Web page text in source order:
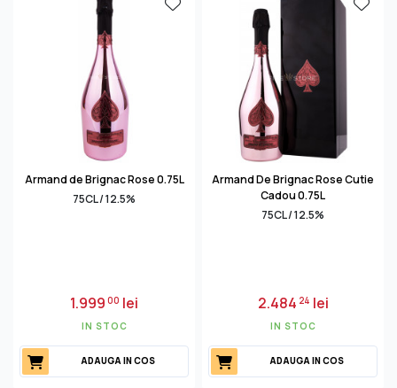
de a oferi şampaniei arome pure de căpșune şi zmeură.
Majoritatea producătorilor folosesc cel mult 10% vin
Pinot Noir pentru a crea sampanie rose fiind inspiraţi de
reţeta primei şampanii rosé din istorie, creată în 1818 de
Veuve Clicquot prin combinarea şampaniei brute cu vin
roşu de Bouzy.
Armand de Brignac Rose 0.75L
75CL / 12.5%
1.99900 lei
IN STOC
ADAUGA IN COS
Armand De Brignac Rose Cutie
Cadou 0.75L
75CL / 12.5%
2.484 24 lei
IN STOC
ADAUGA IN COS